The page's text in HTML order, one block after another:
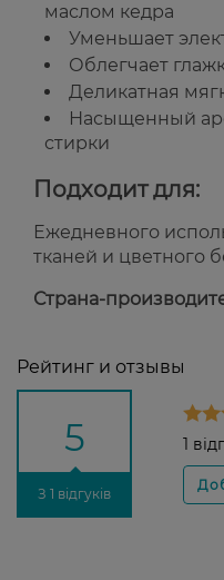
маслом кедра
Уменьшает
Облегчает
Деликатная
Насыщенный
стирки
Подходит для:
Ежедневного
тканей и цветного
Страна-
Рейтинг и отзывы
5
З 1 відгуків
1